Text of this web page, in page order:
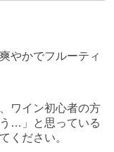
やかでフルーティ
ワイン初心者の方
…」と思っている
ください。